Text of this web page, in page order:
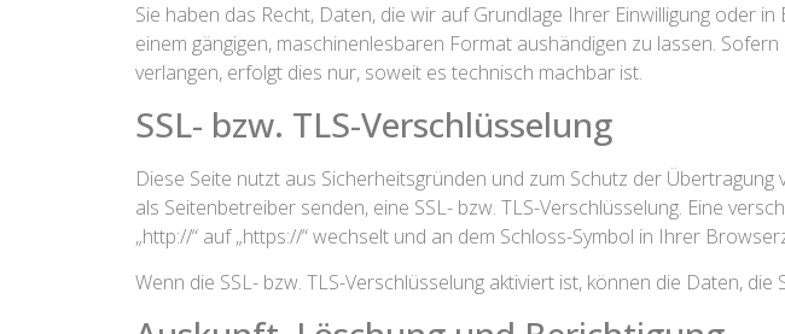
Sie haben das Recht, Daten, die wir auf Grundlage Ihrer Einwilligung oder
einem gängigen, maschinenlesbaren Format aushändigen zu lassen.
verlangen, erfolgt dies nur, soweit es technisch machbar ist.
SSL- bzw. TLS-Verschlüsselung
Diese Seite nutzt aus Sicherheitsgründen und zum Schutz der
als Seitenbetreiber senden, eine SSL- bzw. TLS-Verschlüsselung. Eine
„http://“ auf „https://“ wechselt und an dem Schloss-Symbol in Ihrer
Wenn die SSL- bzw. TLS-Verschlüsselung aktiviert ist, können die Daten,